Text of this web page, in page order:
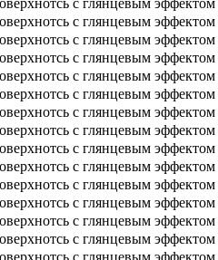
с глянцевым эффектом
с глянцевым эффектом
с глянцевым эффектом
с глянцевым эффектом
с глянцевым эффектом
с глянцевым эффектом
с глянцевым эффектом
с глянцевым эффектом
с глянцевым эффектом
с глянцевым эффектом
с глянцевым эффектом
с глянцевым эффектом
с глянцевым эффектом
с глянцевым эффектом